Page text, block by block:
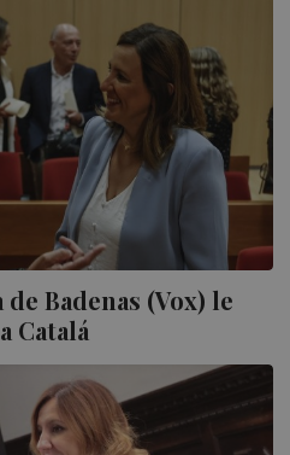
Badenas (Vox) le
Catalá